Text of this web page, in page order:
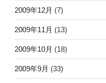
2009年12月 (7)
2009年11月 (13)
2009年10月 (18)
2009年9月 (33)